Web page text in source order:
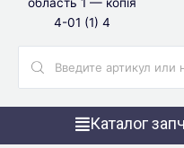
Каталог